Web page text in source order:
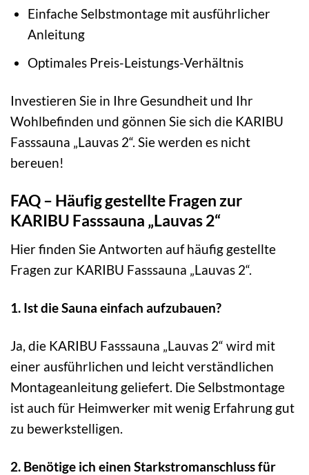
Einfache Selbstmontage mit ausführlicher
Anleitung
Optimales Preis-Leistungs-Verhältnis
Investieren Sie in Ihre Gesundheit und Ihr
Wohlbefinden und gönnen Sie sich die KARIBU
Fasssauna „Lauvas 2“. Sie werden es nicht
bereuen!
FAQ – Häufig gestellte Fragen zur
KARIBU Fasssauna „Lauvas 2“
Hier finden Sie Antworten auf häufig gestellte
Fragen zur KARIBU Fasssauna „Lauvas 2“.
1. Ist die Sauna einfach aufzubauen?
Ja, die KARIBU Fasssauna „Lauvas 2“ wird mit
einer ausführlichen und leicht verständlichen
Montageanleitung geliefert. Die Selbstmontage
ist auch für Heimwerker mit wenig Erfahrung gut
zu bewerkstelligen.
2. Benötige ich einen Starkstromanschluss für